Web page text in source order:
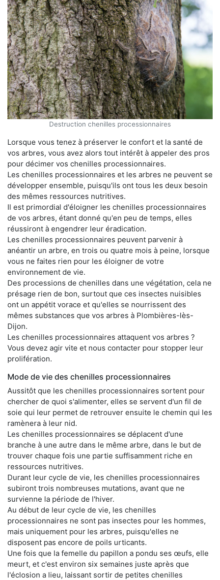
Destruction chenilles processionnaires
Lorsque vous tenez à préserver le confort et la santé de
vos arbres, vous avez alors tout intérêt à appeler des pros
pour décimer vos chenilles processionnaires.
Les chenilles processionnaires et les arbres ne peuvent se
développer ensemble, puisqu'ils ont tous les deux besoin
des mêmes ressources nutritives.
Il est primordial d'éloigner les chenilles processionnaires
de vos arbres, étant donné qu'en peu de temps, elles
réussiront à engendrer leur éradication.
Les chenilles processionnaires peuvent parvenir à
anéantir un arbre, en trois ou quatre mois à peine, lorsque
vous ne faites rien pour les éloigner de votre
environnement de vie.
Des processions de chenilles dans une végétation, cela ne
présage rien de bon, surtout que ces insectes nuisibles
ont un appétit vorace et qu'elles se nourrissent des
mêmes substances que vos arbres à Plombières-lès-
Dijon.
Les chenilles processionnaires attaquent vos arbres ?
Vous devez agir vite et nous contacter pour stopper leur
prolifération.
Mode de vie des chenilles processionnaires
Aussitôt que les chenilles processionnaires sortent pour
chercher de quoi s'alimenter, elles se servent d'un fil de
soie qui leur permet de retrouver ensuite le chemin qui les
ramènera à leur nid.
Les chenilles processionnaires se déplacent d'une
branche à une autre dans le même arbre, dans le but de
trouver chaque fois une partie suffisamment riche en
ressources nutritives.
Durant leur cycle de vie, les chenilles processionnaires
subiront trois nombreuses mutations, avant que ne
survienne la période de l'hiver.
Au début de leur cycle de vie, les chenilles
processionnaires ne sont pas insectes pour les hommes,
mais uniquement pour les arbres, puisqu'elles ne
disposent pas encore de poils urticants.
Une fois que la femelle du papillon a pondu ses œufs, elle
meurt, et c'est environ six semaines juste après que
l'éclosion a lieu, laissant sortir de petites chenilles